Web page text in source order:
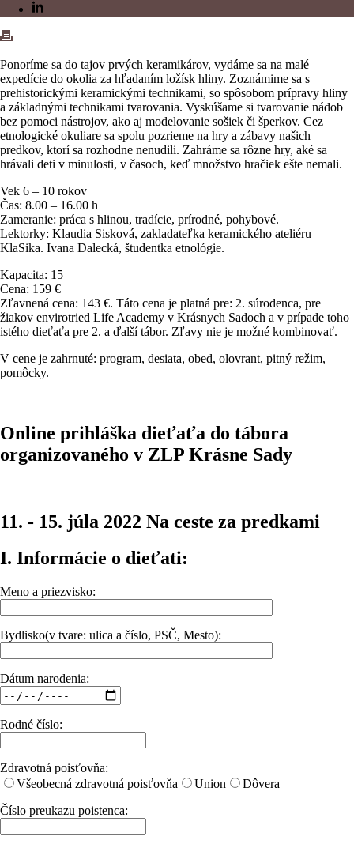
Ponoríme sa do tajov prvých keramikárov, vydáme sa na malé
expedície do okolia za hľadaním ložísk hliny. Zoznámime sa s
prehistorickými keramickými technikami, so spôsobom prípravy hliny
a základnými technikami tvarovania. Vyskúšame si tvarovanie nádob
bez pomoci nástrojov, ako aj modelovanie sošiek či šperkov. Cez
etnologické okuliare sa spolu pozrieme na hry a zábavy našich
predkov, ktorí sa rozhodne nenudili. Zahráme sa rôzne hry, aké sa
hrávali deti v minulosti, v časoch, keď množstvo hračiek ešte nemali.
Vek 6 – 10 rokov
Čas: 8.00 – 16.00 h
Zameranie: práca s hlinou, tradície, prírodné, pohybové.
Lektorky: Klaudia Sisková, zakladateľka keramického ateliéru
KlaSika. Ivana Dalecká, študentka etnológie.
Kapacita: 15
Cena: 159 €
Zľavnená cena: 143 €. Táto cena je platná pre: 2. súrodenca, pre
žiakov envirotried Life Academy v Krásnych Sadoch a v prípade toho
istého dieťaťa pre 2. a ďalší tábor. Zľavy nie je možné kombinovať.
V cene je zahrnuté: program, desiata, obed, olovrant, pitný režim,
pomôcky.
Online prihláška dieťaťa do tábora
organizovaného v ZLP Krásne Sady
11. - 15. júla 2022 Na ceste za predkami
I. Informácie o dieťati:
Meno a priezvisko:
Bydlisko(v tvare: ulica a číslo, PSČ, Mesto):
Dátum narodenia:
Rodné číslo:
Zdravotná poisťovňa:
Všeobecná zdravotná poisťovňa
Union
Dôvera
Číslo preukazu poistenca: